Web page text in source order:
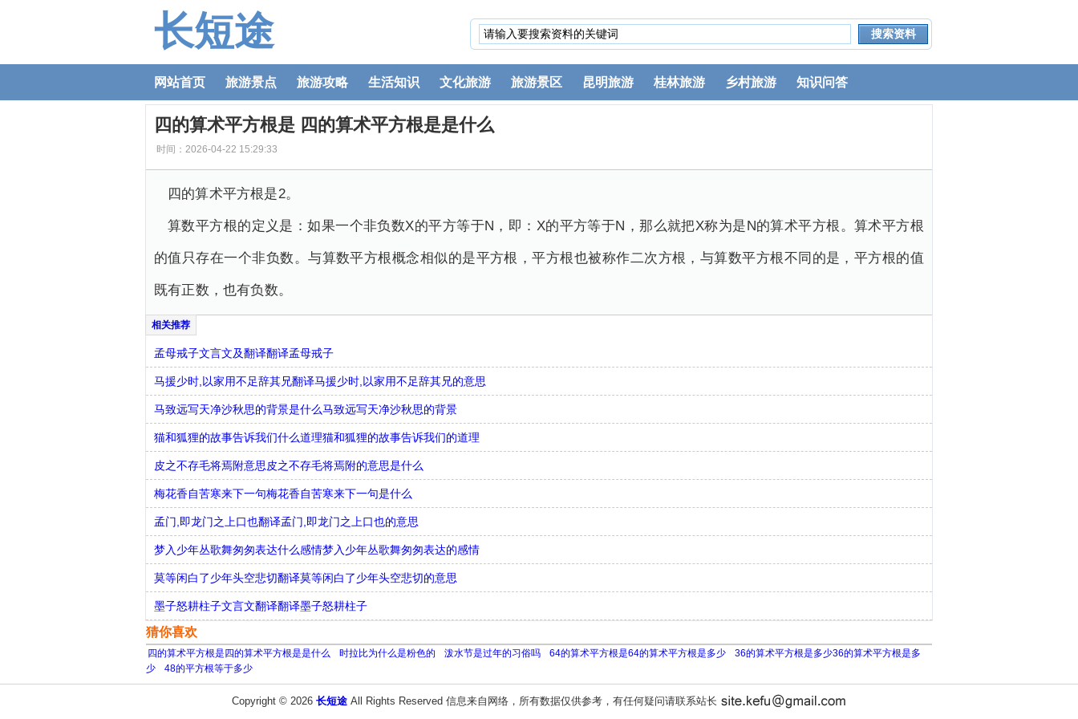
长短途
网站首页 旅游景点 旅游攻略 生活知识 文化旅游 旅游景区 昆明旅游 桂林旅游 乡村旅游 知识问答
四的算术平方根是 四的算术平方根是是什么
时间：2026-04-22 15:29:33
四的算术平方根是2。
算数平方根的定义是：如果一个非负数X的平方等于N，即：X的平方等于N，那么就把X称为是N的算术平方根。算术平方根
的值只存在一个非负数。与算数平方根概念相似的是平方根，平方根也被称作二次方根，与算数平方根不同的是，平方根的值
既有正数，也有负数。
孟母戒子文言文及翻译翻译孟母戒子
马援少时,以家用不足辞其兄翻译马援少时,以家用不足辞其兄的意思
马致远写天净沙秋思的背景是什么马致远写天净沙秋思的背景
猫和狐狸的故事告诉我们什么道理猫和狐狸的故事告诉我们的道理
皮之不存毛将焉附意思皮之不存毛将焉附的意思是什么
梅花香自苦寒来下一句梅花香自苦寒来下一句是什么
孟门,即龙门之上口也翻译孟门,即龙门之上口也的意思
梦入少年丛歌舞匆匆表达什么感情梦入少年丛歌舞匆匆表达的感情
莫等闲白了少年头空悲切翻译莫等闲白了少年头空悲切的意思
墨子怒耕柱子文言文翻译翻译墨子怒耕柱子
猜你喜欢
四的算术平方根是四的算术平方根是是什么 时拉比为什么是粉色的 泼水节是过年的习俗吗 64的算术平方根是64的算术平方根是多少
36的算术平方根是多少36的算术平方根是多
少
48的平方根等于多少
Copyright © 2026 长短途All Rights Reserved 信息来自网络，所有数据仅供参考，有任何疑问请联系站长